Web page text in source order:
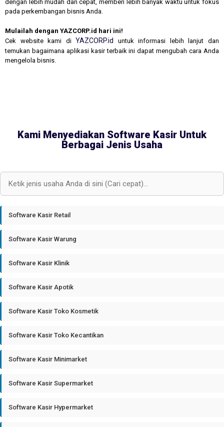
dengan lebih mudah dan cepat, memberi lebih banyak waktu untuk fokus
pada perkembangan bisnis Anda.
Mulailah dengan YAZCORP.id hari ini!
Cek website kami di YAZCORP.id
untuk informasi lebih lanjut dan
temukan bagaimana aplikasi kasir terbaik ini dapat mengubah cara Anda
mengelola bisnis.
Kami Menyediakan Software Kasir Untuk
Berbagai Jenis Usaha
Software Kasir Retail
Software Kasir Warung
Software Kasir Klinik
Software Kasir Apotik
Software Kasir Toko Kosmetik
Software Kasir Toko Kecantikan
Software Kasir Minimarket
Software Kasir Supermarket
Software Kasir Hypermarket